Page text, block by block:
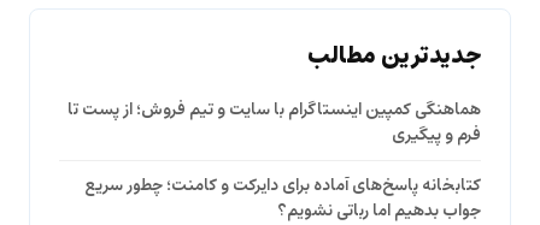
جدیدترین مطالب
هماهنگی کمپین اینستاگرام با سایت و تیم فروش؛ از پست تا
فرم و پیگیری
کتابخانه پاسخ‌های آماده برای دایرکت و کامنت؛ چطور سریع
جواب بدهیم اما رباتی نشویم؟